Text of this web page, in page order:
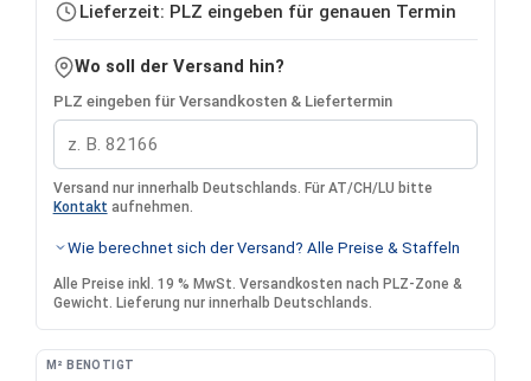
Lieferzeit: PLZ eingeben für genauen Termin
Wo soll der Versand hin?
PLZ eingeben für Versandkosten & Liefertermin
Versand nur innerhalb Deutschlands. Für AT/CH/LU bitte
Kontakt aufnehmen.
Wie berechnet sich der Versand? Alle Preise & Staffeln
Alle Preise inkl. 19 % MwSt. Versandkosten nach PLZ-Zone &
Gewicht. Lieferung nur innerhalb Deutschlands.
M² BENÖTIGT